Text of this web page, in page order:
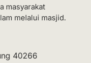
masyarakat
melalui masjid.
40266